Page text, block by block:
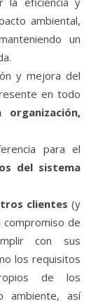
ambiental,
un
y mejora del
en todo
para el
del sistema
clientes (y
de
con sus
los requisitos
de los
ambiente, así